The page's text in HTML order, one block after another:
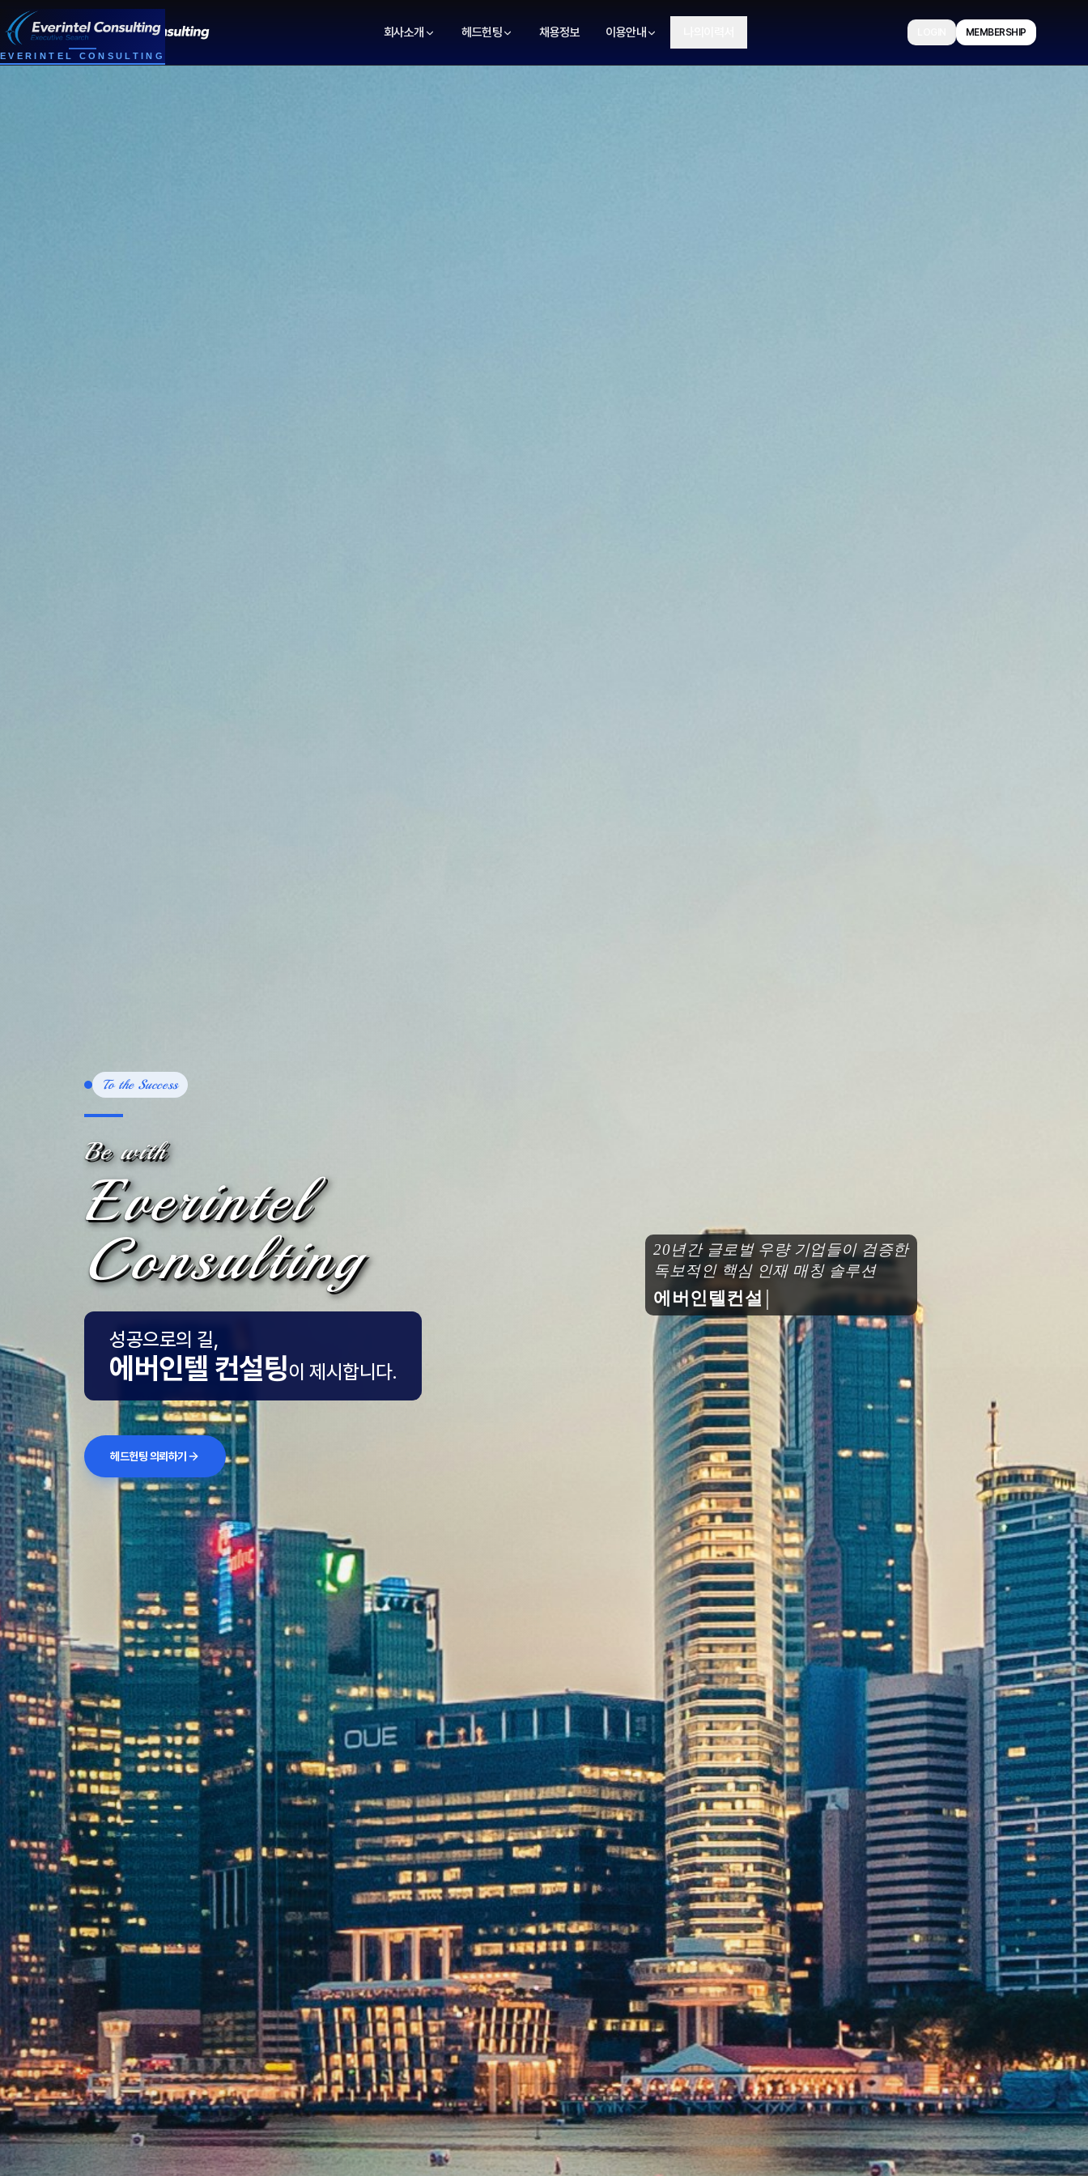
회사소개 헤드헌팅 채용정보 이용안내 MEMBERSHIP
EVERINTEL CONSULTING
To the Success
Be with
Everintel
Consulting
성공으로의 길,
에버인텔 컨설팅이 제시합니다.
헤드헌팅 의뢰하기
20년간 글로벌 우량 기업들이 검증한
독보적인 핵심 인재 매칭 솔루션
에버인텔컨설팅과 함께 도약하세요